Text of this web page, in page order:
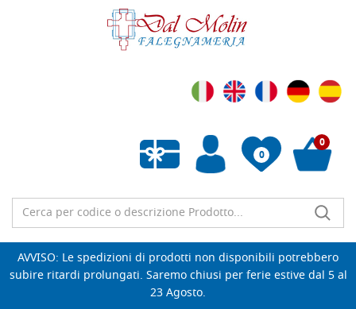
0
Wishlist vuota
0
AVVISO: Le spedizioni di prodotti non disponibili potrebbero
subire ritardi prolungati. Saremo chiusi per ferie estive dal 5 al
23 Agosto.